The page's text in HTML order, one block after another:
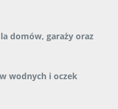
domów, garaży oraz
wodnych i oczek